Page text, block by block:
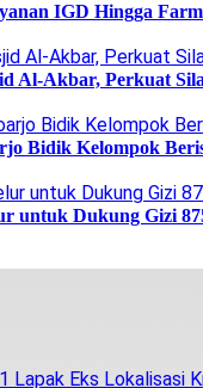
IGD Hingga
Al-Akbar, Perkuat
Bidik Kelompok
untuk Dukung Gizi